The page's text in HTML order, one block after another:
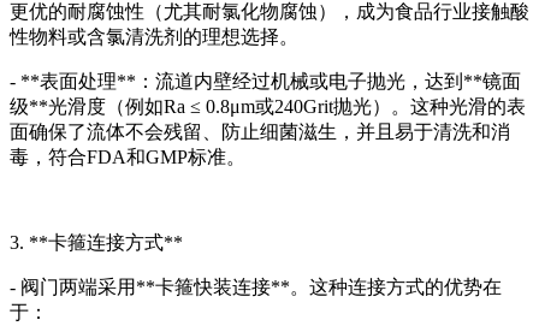
更优的耐腐蚀性（尤其耐氯化物腐蚀），成为食品行业接触酸
性物料或含氯清洗剂的理想选择。
- **表面处理**：流道内壁经过机械或电子抛光，达到**镜面
级**光滑度（例如Ra ≤ 0.8μm或240Grit抛光）。这种光滑的表
面确保了流体不会残留、防止细菌滋生，并且易于清洗和消
毒，符合FDA和GMP标准。
3. **卡箍连接方式**
- 阀门两端采用**卡箍快装连接**。这种连接方式的优势在
于：